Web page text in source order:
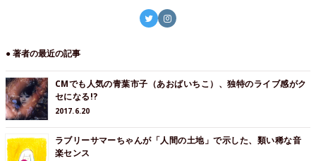
● 著者の最近の記事
CMでも人気の青葉市子（あおばいちこ）、独特のライブ感がク
セになる!?
2017.6.20
ラブリーサマーちゃんが「人間の土地」で示した、類い稀な音
楽センス